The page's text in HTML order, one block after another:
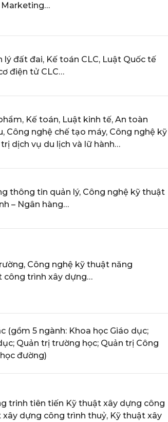
Marketing…
lý đất đai, Kế toán CLC, Luật Quốc tế
điện tử CLC…
Kế toán, Luật kinh tế, An toàn
Công nghệ chế tạo máy, Công nghệ kỹ
dịch vụ du lịch và lữ hành…
thông tin quản lý, Công nghệ kỹ thuật
– Ngân hàng…
Công nghệ kỹ thuật năng
công trình xây dựng…
(gồm 5 ngành: Khoa học Giáo dục;
Quản trị trường học; Quản trị Công
đường)
trinh tiên tiến Kỹ thuật xây dựng công
dựng công trình thuỷ, Kỹ thuật xây